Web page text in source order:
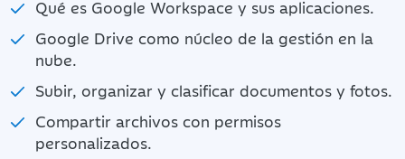
Qué es Google Workspace y sus aplicaciones.
Google Drive como núcleo de la gestión en la
nube.
Subir, organizar y clasificar documentos y fotos.
Compartir archivos con permisos
personalizados.